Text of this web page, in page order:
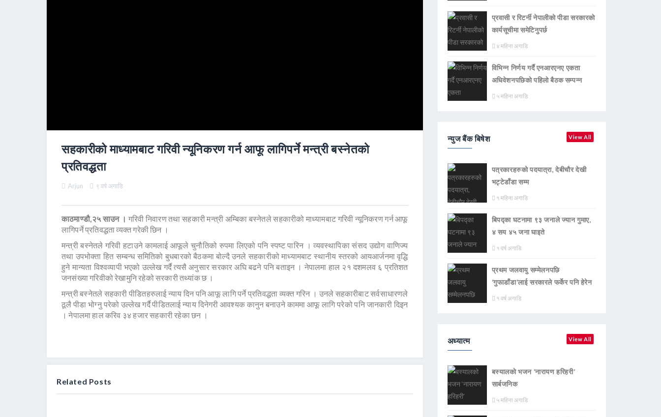
सहकारीको माध्यामबाट गरिवी न्यूनिकरण गर्न आफू लागिपर्ने मन्त्री बस्नेतको
प्रतिवद्धता
Arjun ९ वर्ष अगाडि
काठमाण्डौ,२५ साउन । गरिवी निवारण तथा सहकारी मन्त्री अम्बिका बस्नेतले सहकारीको माध्यामबाट गरिवी न्यूनिकरण गर्न आफू
लागिपर्ने प्रतिवद्धता व्यक्त गरेकी छिन ।
मन्त्री बस्नेतले गरिवी हटाउने कामलाई आफूले चुनौतिको रुपमा लिएको पनि स्पष्ट पारिन । व्यवस्थापिका संसद उद्योग वाणिज्य
तथा उपभोक्ता हित सम्बन्ध समितिको बुधबारको बैठकमा बोल्दै उनले सहकारीको माध्यामबाट स्थानीय स्तरको आयआर्जनमा वृद्धि
हुने मान्यता विश्वव्यापी भएको उल्लेख गर्दै त्यसै अनुसार सरकार अघि बढने पनि बताइन । नेपालमा हाल २१ दशमलव ६ प्रतिशत
जनसंख्या गरिवीको रेखामुनि रहेको सरकारी तथ्यांक छ ।
मन्त्री बस्नेतले सहकारी पीडितहरुलाई न्याय दिन पनि आफू लागि पर्ने प्रतिवद्धता व्यक्त गरिन । उनले सहकारीबाट सर्वसाधारणले
ठूलै पीडा भोग्नु परेको उल्लेख गर्दै पीडितलाई न्याय दिनेगरी आवश्यक कानुन बनाउने काममा आफू लागि परेको पनि जानकारी दिइन
। नेपालमा हाल करिव ३४ हजार सहकारी रहेका छन ।
Related Posts
प्रवासी र रिटर्नी नेपालीको पीडा सरकारको
कार्यसूचीमा समेटिनुपर्छ
४ महिना अगाडि
विभिन्न निर्णय गर्दै एनआरएनए एकता
अधिवेशनपछिको पहिलो बैठक सम्पन्न
५ महिना अगाडि
न्युज बैंक बिषेश View All
पत्रकारहरुको पदयात्रा, देबीचौर देखी
भट्टेडाँडा सम्म
१ महिना अगाडि
बिपद्का घटनामा ९३ जनाले ज्यान गुमाए,
४ सय ४५ जना घाइते
१ वर्ष अगाडि
प्रथम जलवायु सम्मेलनपछि
‘गुफाडाँडा’लाई सरकारले फर्केर पनि हेरेन
१ वर्ष अगाडि
अध्यात्म View All
बस्यालको भजन ‘नारायण हरिहरी’
सार्बजनिक
५ महिना अगाडि